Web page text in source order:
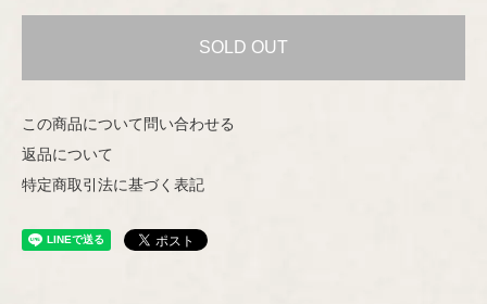
ポスター/ポストカード
Nuutajärvi
Riihimäen Lasi
Gunvor Olin-Grönqvist
Heikki Orvola
SOLD OUT
この商品について問い合わせる
返品について
特定商取引法に基づく表記